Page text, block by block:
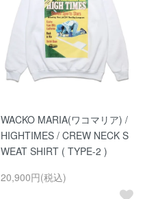
WACKO MARIA(ワコマリア) /
HIGHTIMES / CREW NECK S
WEAT SHIRT ( TYPE-2 )
20,900円(税込)